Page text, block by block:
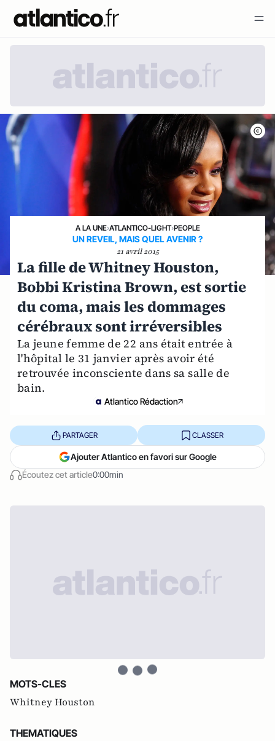
A LA UNE›ATLANTICO-LIGHT›PEOPLE
UN REVEIL, MAIS QUEL AVENIR ?
21 avril 2015
La fille de Whitney Houston,
Bobbi Kristina Brown, est sortie
du coma, mais les dommages
cérébraux sont irréversibles
La jeune femme de 22 ans était entrée à
l'hôpital le 31 janvier après avoir été
retrouvée inconsciente dans sa salle de
bain.
Atlantico Rédaction
Écoutez cet article0:00min
PARTAGER CLASSER
Ajouter Atlantico en favori sur Google
MOTS-CLES
Whitney Houston
THEMATIQUES